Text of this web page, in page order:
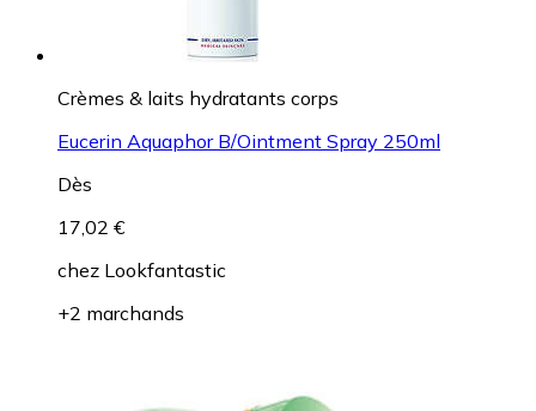
Crèmes & laits hydratants corps
Eucerin Aquaphor B/Ointment Spray 250ml
Dès
17,02 €
chez Lookfantastic
+2 marchands